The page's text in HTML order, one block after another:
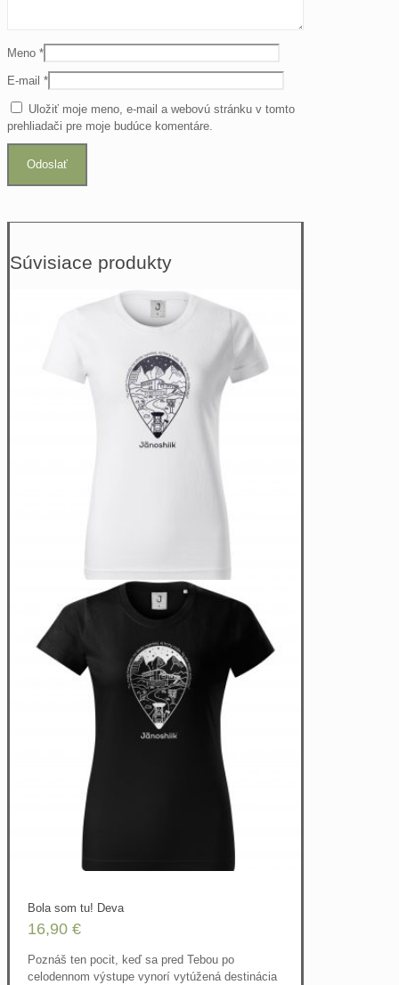
Meno *
E-mail *
Uložiť moje meno, e-mail a webovú stránku v tomto
prehliadači pre moje budúce komentáre.
Súvisiace produkty
Bola som tu! Deva
16,90 €
Poznáš ten pocit, keď sa pred Tebou po
celodennom výstupe vynorí vytúžená destinácia